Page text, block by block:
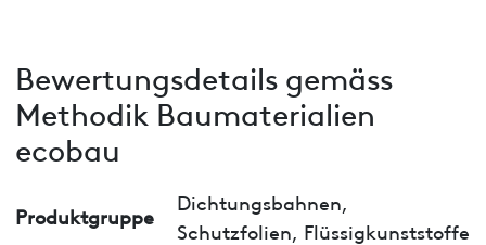
Bewertungsdetails gemäss
Methodik Baumaterialien
ecobau
Produktgruppe
Dichtungsbahnen,
Schutzfolien, Flüssigkunststoffe